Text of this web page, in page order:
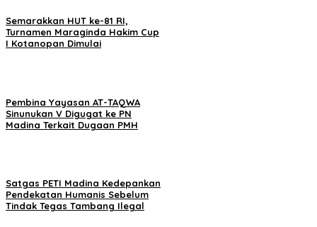
Semarakkan HUT ke-81 RI,
Turnamen Maraginda Hakim Cup
I Kotanopan Dimulai
Pembina Yayasan AT-TAQWA
Sinunukan V Digugat ke PN
Madina Terkait Dugaan PMH
Satgas PETI Madina Kedepankan
Pendekatan Humanis Sebelum
Tindak Tegas Tambang Ilegal